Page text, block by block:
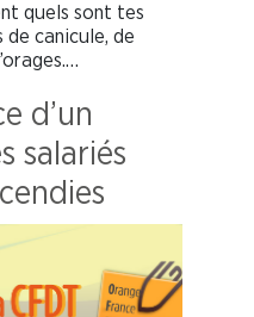
quels sont tes
canicule, de
d’un
salariés